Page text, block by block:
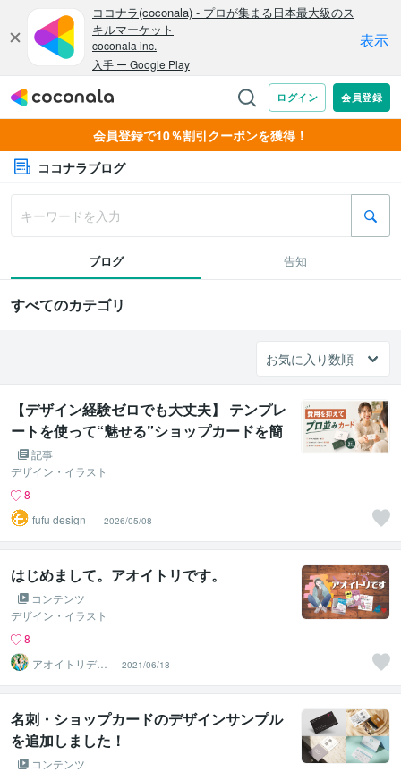
会員登録で10％割引クーポンを獲得！
ココナラブログ
ブログ 告知
すべてのカテゴリ
【デザイン経験ゼロでも大丈夫】 テンプレ
ートを使って“魅せる”ショップカードを簡
単に作る方法
記事
デザイン・イラスト
8
fufu design
2026/05/08
はじめまして。アオイトリです。
コンテンツ
デザイン・イラスト
8
アオイトリデザ
イン
2021/06/18
名刺・ショップカードのデザインサンプル
を追加しました！
コンテンツ